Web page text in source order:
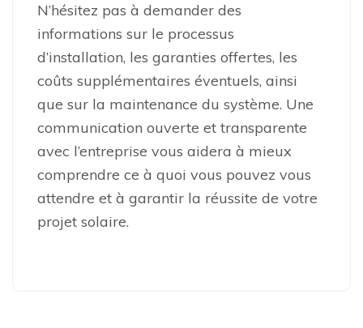
N’hésitez pas à demander des
informations sur le processus
d’installation, les garanties offertes, les
coûts supplémentaires éventuels, ainsi
que sur la maintenance du système. Une
communication ouverte et transparente
avec l’entreprise vous aidera à mieux
comprendre ce à quoi vous pouvez vous
attendre et à garantir la réussite de votre
projet solaire.